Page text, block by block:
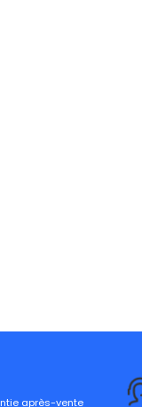
après-vente